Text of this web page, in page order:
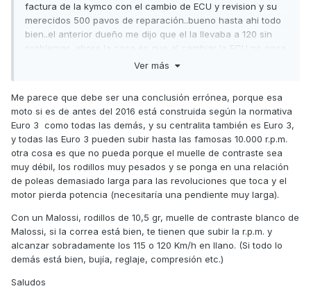
factura de la kymco con el cambio de ECU y revision y su
merecidos 500 pavos de reparación..bueno hasta ahi todo
bien..el anterior dueño me dijo que el la llevaba a 120 sin
problemas..ahora la cosa es que al cambiar la ECU no pasa
de 9000 vueltas y 100 km/h e estado leyendo por el foro y
todas capadas a esas vueltas..ahora mi duda es la
siguiente...si le pongo un variador malossi con sus rodillos
que e visto en recambios calleja que lo venden, ganare al
cambiar la modalidad de trasmisión que a 9000 vueltas que
esta capada coja algo mas de 100km/h...????? no quiero
ponerla a 140 pero si que pueda en llano tranquilamente
llegar a los 120KM/h. Muchas gracias y gran foro el
nuestro!!!!
Ver más
Me parece que debe ser una conclusión errónea, porque esa
moto si es de antes del 2016 está construida según la normativa
Euro 3 como todas las demás, y su centralita también es Euro 3,
y todas las Euro 3 pueden subir hasta las famosas 10.000 r.p.m.
otra cosa es que no pueda porque el muelle de contraste sea
muy débil, los rodillos muy pesados y se ponga en una relación
de poleas demasiado larga para las revoluciones que toca y el
motor pierda potencia (necesitaría una pendiente muy larga).
Con un Malossi, rodillos de 10,5 gr, muelle de contraste blanco de
Malossi, si la correa está bien, te tienen que subir la r.p.m. y
alcanzar sobradamente los 115 o 120 Km/h en llano. (Si todo lo
demás está bien, bujía, reglaje, compresión etc.)
Saludos